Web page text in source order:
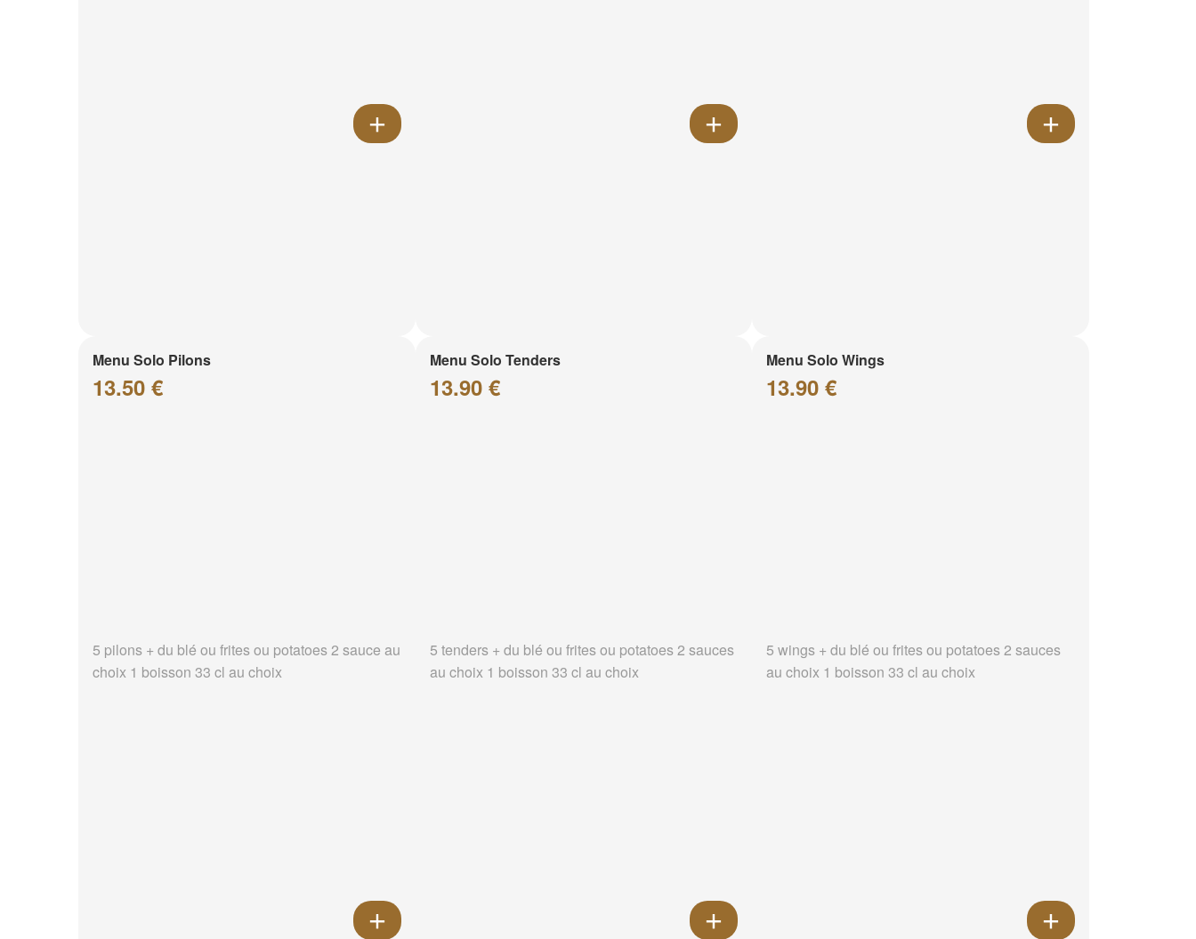
Menu Solo Pilons
13.50 €
5 pilons + du blé ou frites ou potatoes 2 sauce au
choix 1 boisson 33 cl au choix
Menu Solo Tenders
13.90 €
5 tenders + du blé ou frites ou potatoes 2 sauces
au choix 1 boisson 33 cl au choix
Menu Solo Wings
13.90 €
5 wings + du blé ou frites ou potatoes 2 sauces
au choix 1 boisson 33 cl au choix